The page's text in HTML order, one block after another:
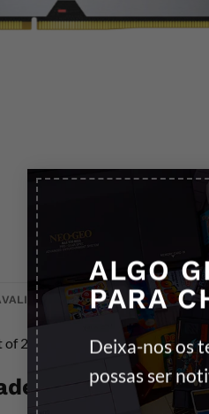
ALGO
PARA
Deixa-nos os
possas ser
(0)
2) FURY Renegade RGB
RGB DDR5